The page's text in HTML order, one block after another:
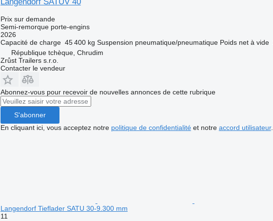
Prix sur demande
Semi-remorque porte-engins
2026
Capacité de charge 45 400 kg Suspension pneumatique/pneumatique Poids net à vide
République tchèque, Chrudim
Zrůst Trailers s.r.o.
Contacter le vendeur
Abonnez-vous pour recevoir de nouvelles annonces de cette rubrique
S'abonner
En cliquant ici, vous acceptez notre politique de confidentialitéet notre accord utilisateur.
Langendorf Tieflader SATU 30-9.300 mm
11